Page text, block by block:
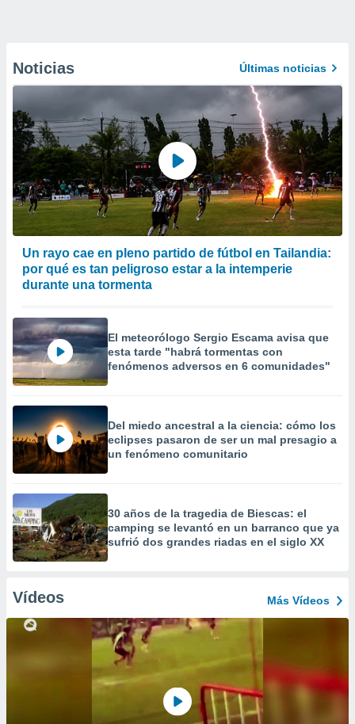
Noticias Últimas noticias
Un rayo cae en pleno partido de fútbol en Tailandia:
por qué es tan peligroso estar a la intemperie
durante una tormenta
El meteorólogo Sergio Escama avisa que
esta tarde "habrá tormentas con
fenómenos adversos en 6 comunidades"
Del miedo ancestral a la ciencia: cómo los
eclipses pasaron de ser un mal presagio a
un fenómeno comunitario
30 años de la tragedia de Biescas: el
camping se levantó en un barranco que ya
sufrió dos grandes riadas en el siglo XX
Vídeos Más Vídeos